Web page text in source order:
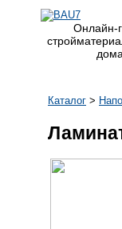
Онлайн-
Каталог >